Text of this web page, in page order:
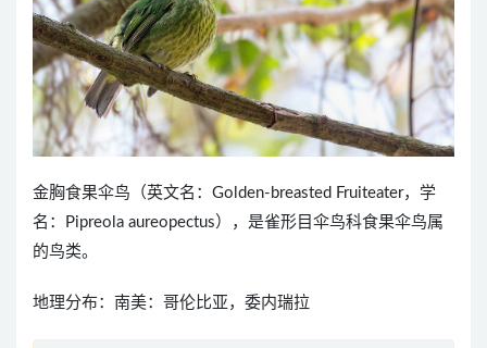
金胸食果伞鸟（英文名：Golden-breasted Fruiteater，学
名：Pipreola aureopectus），是雀形目伞鸟科食果伞鸟属
的鸟类。
地理分布：南美：哥伦比亚，委内瑞拉